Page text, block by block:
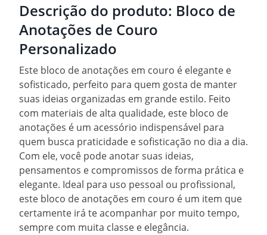
Descrição do produto: Bloco de
Anotações de Couro
Personalizado
Este bloco de anotações em couro é elegante e
sofisticado, perfeito para quem gosta de manter
suas ideias organizadas em grande estilo. Feito
com materiais de alta qualidade, este bloco de
anotações é um acessório indispensável para
quem busca praticidade e sofisticação no dia a dia.
Com ele, você pode anotar suas ideias,
pensamentos e compromissos de forma prática e
elegante. Ideal para uso pessoal ou profissional,
este bloco de anotações em couro é um item que
certamente irá te acompanhar por muito tempo,
sempre com muita classe e elegância.